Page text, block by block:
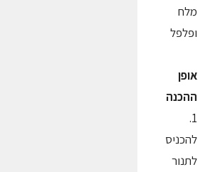
מלח
ופלפל
אופן
ההכנה
1.
להכניס
לתנור